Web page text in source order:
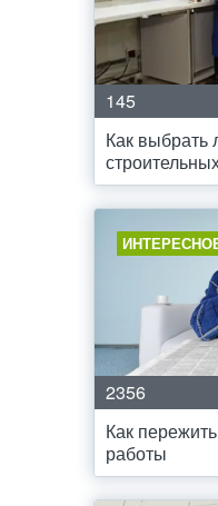
145
Как выбрать
2356
Как
работы